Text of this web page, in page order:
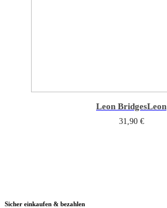
Leon BridgesLeon
31,90 €
Sicher einkaufen & bezahlen